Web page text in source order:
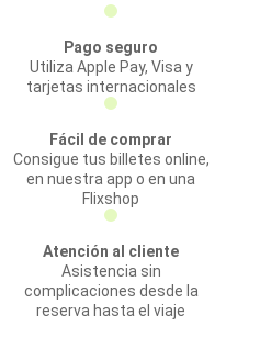
Pago seguro
Utiliza Apple Pay, Visa y
tarjetas internacionales
Fácil de comprar
Consigue tus billetes online,
en nuestra app o en una
Flixshop
Atención al cliente
Asistencia sin
complicaciones desde la
reserva hasta el viaje